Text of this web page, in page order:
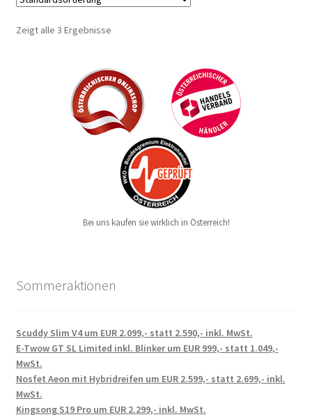
Zeigt alle 3 Ergebnisse
Bei uns kaufen sie wirklich in Österreich!
Sommeraktionen
Scuddy Slim V4 um EUR 2.099,- statt 2.590,- inkl. MwSt.
E-Twow GT SL Limited inkl. Blinker um EUR 999,- statt 1.049,-
MwSt.
Nosfet Aeon mit Hybridreifen um EUR 2.599,- statt 2.699,- inkl.
MwSt.
Kingsong S19 Pro um EUR 2.299,- inkl. MwSt.